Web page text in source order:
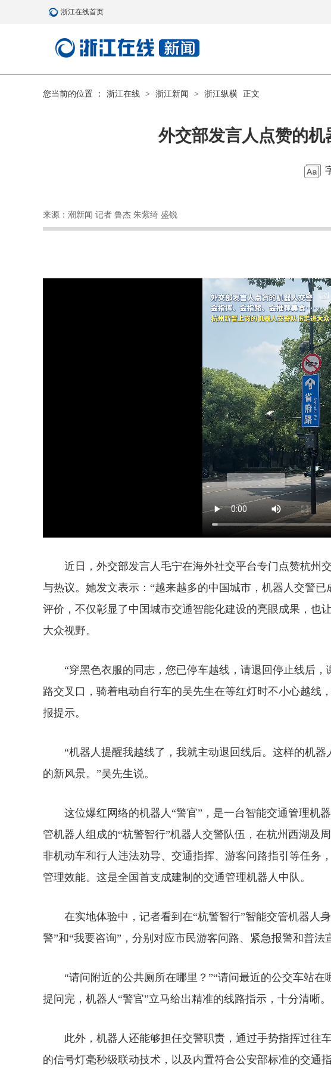
浙江在线首页
您当前的位置 ： 浙江在线 > 浙江新闻 > 浙江纵横 正文
外交部发言人点赞的
来源：潮新闻 记者 鲁杰 朱紫绮 盛锐
近日，外交部发言人毛宁在海外社交平台专门点赞杭州
与热议。她发文表示：“越来越多的中国城市，机器人交警
评价，不仅彰显了中国城市交通智能化建设的亮眼成果，也
大众视野。
“穿黑色衣服的同志，您已停车越线，请退回停止线后，
路交叉口，骑着电动自行车的吴先生在等红灯时不小心越线
报提示。
“机器人提醒我越线了，我就主动退回线后。这样的机器
的新风景。”吴先生说。
这位爆红网络的机器人“警官”，是一台智能交通管理机器
管机器人组成的“杭警智行”机器人交警队伍，在杭州西湖及
非机动车和行人违法劝导、交通指挥、游客问路指引等任务
管理效能。这是全国首支成建制的交通管理机器人中队。
在实地体验中，记者看到在“杭警智行”智能交管机器人身
警”和“我要咨询”，分别对应市民游客问路、紧急报警和普法
“请问附近的公共厕所在哪里？”“请问最近的公交车站在
提问完，机器人“警官”立马给出精准的线路指示，十分清晰。
此外，机器人还能够担任交警职责，通过手势指挥过往
的信号灯毫秒级联动技术，以及内置符合公安部标准的交通